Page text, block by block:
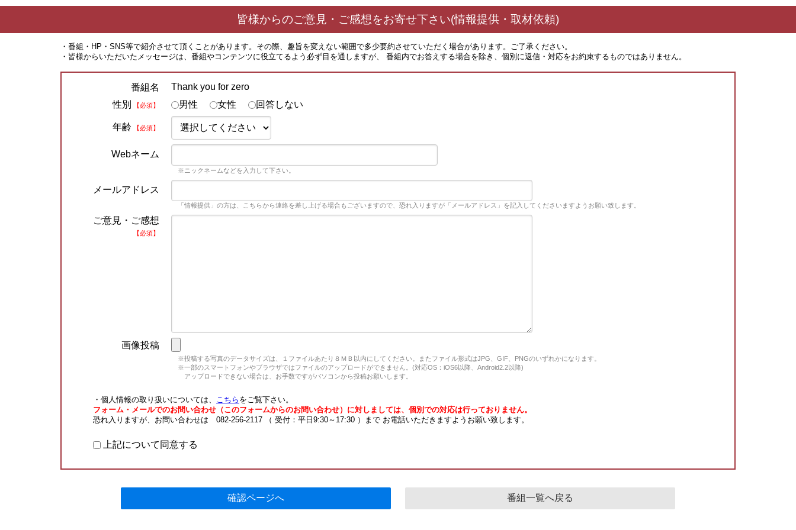
皆様からのご意見・ご感想をお寄せ下さい(情報提供・取材依頼)
・番組・HP・SNS等で紹介させて頂くことがあります。その際、趣旨を変えない範囲で多少要約させていただく場合があります。ご了承ください。
・皆様からいただいたメッセージは、番組やコンテンツに役立てるよう必ず目を通しますが、 番組内でお答えする場合を除き、個別に返信・対応をお約束するものではありません。
番組名
Thank you for zero
性別
【必須】 男性 女性 回答しない
年齢 【必須】
Webネーム
※ニックネームなどを入力して下さい。
メールアドレス
「情報提供」の方は、こちらから連絡を差し上げる場合もございますので、恐れ入りますが「メールアドレス」を記入してくださいますようお願い致します。
ご意見・ご感想
【必須】
画像投稿
※投稿する写真のデータサイズは、１ファイルあたり８ＭＢ以内にしてください。またファイル形式はJPG、GIF、PNGのいずれかになります。
※一部のスマートフォンやブラウザではファイルのアップロードができません。(対応OS：iOS6以降、Android2.2以降)
アップロードできない場合は、お手数ですがパソコンから投稿お願いします。
・個人情報の取り扱いについては、 こちら をご覧下さい。
フォーム・メールでのお問い合わせ（このフォームからのお問い合わせ）に対しましては、個別での対応は行っておりません。
恐れ入りますが、お問い合わせは 082-256-2117 （ 受付：平日9:30～17:30 ）まで お電話いただきますようお願い致します。
上記について同意する
確認ページへ 番組一覧へ戻る